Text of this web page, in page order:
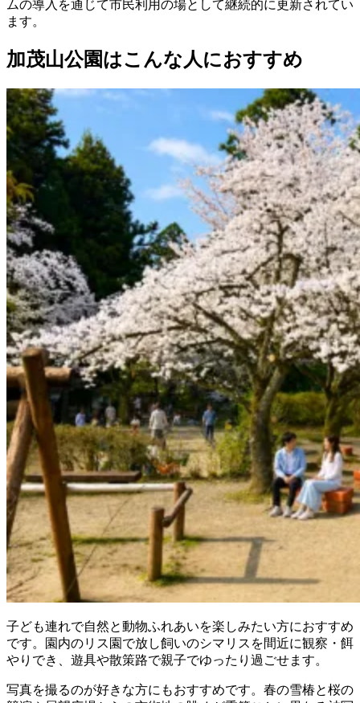
ムの導入を通じて市民利用の場として継続的に更新されてい
ます。
加茂山公園はこんな人におすすめ
子ども連れで自然と動物ふれあいを楽しみたい方におすすめ
です。園内のリス園で放し飼いのシマリスを間近に観察・餌
やりでき、遊具や散策路で親子でゆったり過ごせます。
写真を撮るのが好きな方にもおすすめです。春の雪椿と桜の